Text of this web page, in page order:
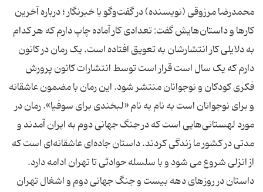
محمدرضا مرزوقی (نویسنده) در گفت‌وگو با خبرنگار ؛ درباره آخرین
کارها و داستان‌هایش گفت: تعدادی کار آماده چاپ دارم که هر کدام
به دلایلی کار انتشارشان به تعویق افتاده است. یک رمان در کانون
دارم که یک سال است قرار است توسط انتشارات کانون پرورش
فکری کودکان و نوجوانان منتشر شود. این رمان با مضمون عاشقانه
و برای نوجوانان است به نام به نام «لبخندی برای سوفیا». رمان در
مورد لهستانی‌هایی است که در جنگ جهانی دوم به ایران آمدند و
مدتی در کشور ما زندگی کردند. داستان جاده‌ای عاشقانه‌ای است که
از انزلی شروع می شود و با سلسله حوادثی تا تهران ادامه دارد.
داستان در روزهای دهه بیست و جنگ جهانی دوم و اشغال تهران